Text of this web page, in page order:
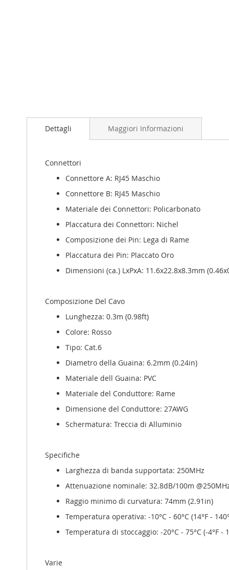
Dettagli
Connettori
Connettore A: RJ45 Maschio
Connettore B: RJ45 Maschio
Materiale dei Connettori: Policarbonato
Placcatura dei Connettori: Nichel
Composizione dei Pin: Lega di Rame
Placcatura dei Pin: Placcato Oro
Dimensioni (ca.) LxPxA: 11.6x22.8x8.3mm
Composizione Del Cavo
Lunghezza: 0.3m (0.98ft)
Colore: Rosso
Tipo: Cat.6
Diametro della Guaina: 6.2mm (0.24in)
Materiale dell Guaina: PVC
Materiale del Conduttore: Rame
Dimensione del Conduttore: 27AWG
Schermatura: Treccia di Alluminio
Specifiche
Larghezza di banda supportata: 250MHz
Attenuazione nominale: 32.8dB/100m
Raggio minimo di curvatura: 74mm (2.91in)
Temperatura operativa: -10°C - 60°C (14°F -
Temperatura di stoccaggio: -20°C - 75°C (-4°F -
Varie
Maggiori Informazioni